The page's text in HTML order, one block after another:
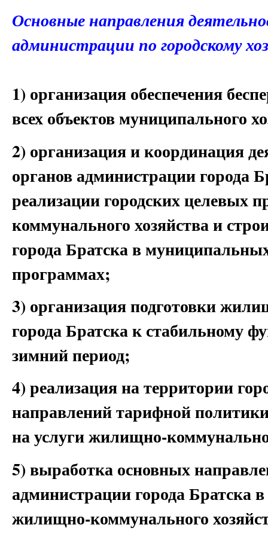
Основные направления
администрации по городскому
1) организация обеспечения
всех объектов муниципального
2) организация и координация
органов администрации города
реализации городских целевых
коммунального хозяйства и
города Братска в
программах;
3) организация подготовки
города Братска к стабильному
зимний период;
4) реализация на территории
направлений тарифной
на услуги жилищно-
5) выработка основных
администрации города Братска
жилищно-коммунального